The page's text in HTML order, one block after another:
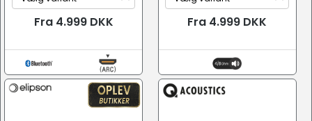
Fra 4.999 DKK Fra 4.999 DKK